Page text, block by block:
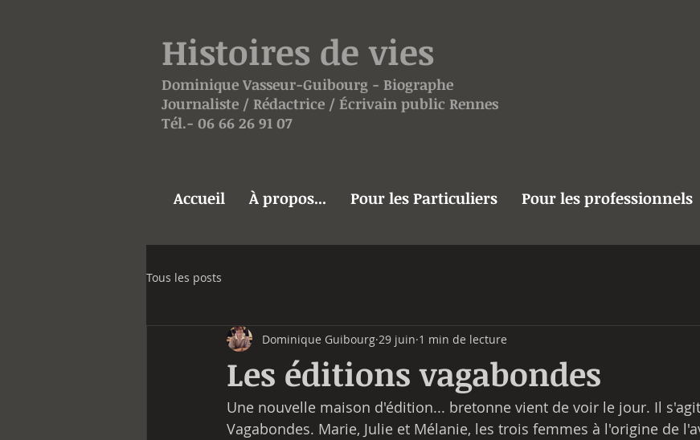
Histoires de vies
Dominique Vasseur-Guibourg - Biographe
Journaliste / Rédactrice / Écrivain public Rennes
Tél.- 06 66 26 91 07
Accueil À propos... Pour les Particuliers Pour les professionnels
Tous les posts
Les éditions vagabondes
Dominique Guibourg 29 juin 1 min de lecture
Une nouvelle maison d'édition... bretonne vient de voir le jour. Il
Vagabondes. Marie, Julie et Mélanie, les trois femmes à l'origine de